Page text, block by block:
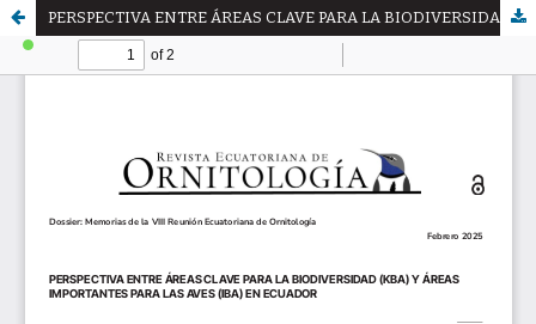
PERSPECTIVA ENTRE ÁREAS CLAVE PARA LA BIODIVERSIDAD (KBA) Y ÁREAS IMPORTANTES PARA LAS AVES (IBA) EN ECUADOR